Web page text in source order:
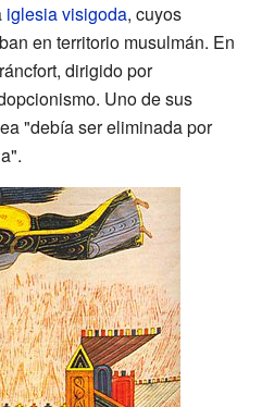
iglesia visigoda, cuyos
en territorio musulmán. En
dirigido por
Uno de sus
"debía ser eliminada por